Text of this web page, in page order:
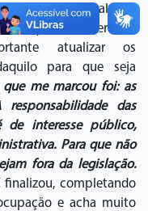
Municipal de
que como servidor
atualizar os
para que seja
me marcou foi: as
das
de interesse público,
Para que não
fora da legislação.
finalizou, completando
e acha muito